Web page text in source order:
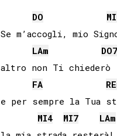
DO MI
Se m’accogli, mio
LAm DO7
altro non Ti chiederò
FA
RE
e per sempre la Tua
MI4 MI7 LAm